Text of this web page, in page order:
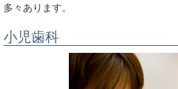
多々あります。
小児歯科